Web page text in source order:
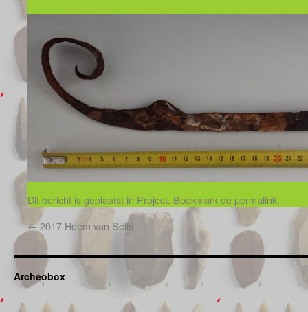
Dit bericht is geplaatst in Project. Bookmark de permalink.
←2017 Heem van Selis
Archeobox